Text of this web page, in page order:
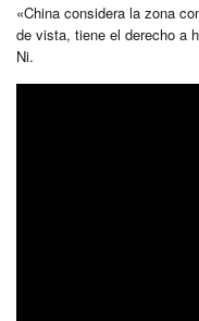
«China considera la zona
de vista, tiene el derecho a
Ni.